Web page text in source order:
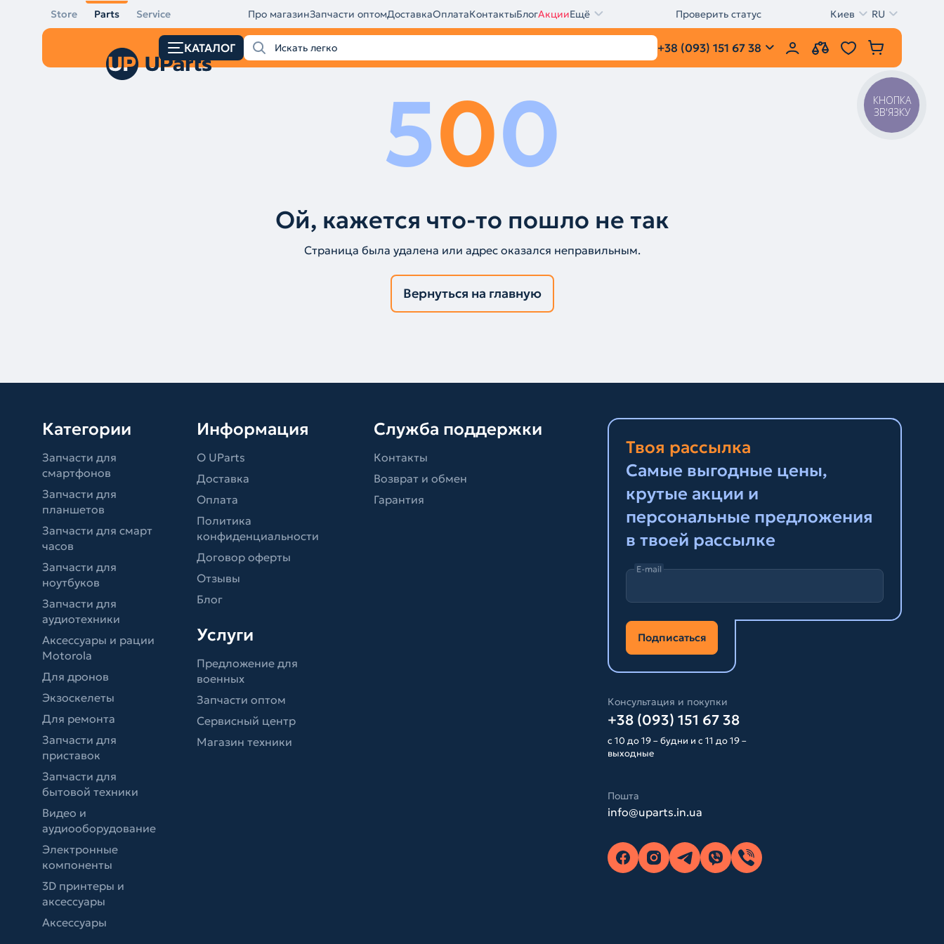
Store Parts Service Про магазинЗапчасти оптомДоставкаОплатаКонтактыБлогАкцииЕщё Проверить статус Киев RU
КАТАЛОГ +38 (093) 151 67 38
500
Ой, кажется что-то пошло не так
Страница была удалена или адрес оказался неправильным.
Вернуться на главную
Категории
Запчасти для
смартфонов
Запчасти для
планшетов
Запчасти для смарт
часов
Запчасти для
ноутбуков
Запчасти для
аудиотехники
Аксессуары и рации
Motorola
Для дронов
Экзоскелеты
Для ремонта
Запчасти для
приставок
Запчасти для
бытовой техники
Видео и
аудиооборудование
Электронные
компоненты
3D принтеры и
аксессуары
Аксессуары
Информация
О UParts
Доставка
Оплата
Политика
конфиденциальности
Договор оферты
Отзывы
Блог
Услуги
Предложение для
военных
Запчасти оптом
Сервисный центр
Магазин техники
Служба поддержки
Контакты
Возврат и обмен
Гарантия
Твоя рассылка
Самые выгодные цены,
крутые акции и
персональные предложения
в твоей рассылке
E-mail
Подписаться
Консультация и покупки
+38 (093) 151 67 38
с 10 до 19 – будни и с 11 до 19 –
выходные
Пошта
info@uparts.in.ua
КНОПКА
ЗВ'ЯЗКУ